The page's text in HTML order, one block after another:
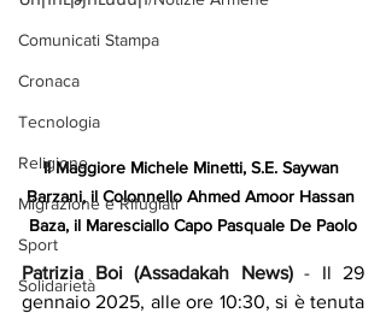
Comunicati Stampa
Cronaca
Tecnologia
Religione
Migrazione e Rifugiati
Sport
Solidarietà
Il Maggiore Michele Minetti, S.E. Saywan
Barzani, il Colonnello Ahmed Amoor Hassan
Baza, il Maresciallo Capo Pasquale De Paolo
Patrizia Boi (Assadakah News) - Il 29
gennaio 2025, alle ore 10:30, si è tenuta